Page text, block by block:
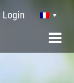
Login